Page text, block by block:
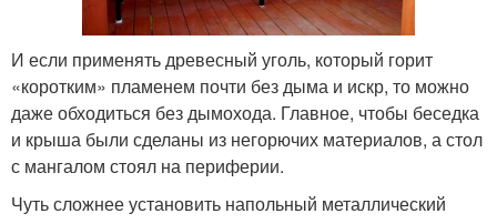
И если применять древесный уголь, который горит
«коротким» пламенем почти без дыма и искр, то можно
даже обходиться без дымохода. Главное, чтобы беседка
и крыша были сделаны из негорючих материалов, а стол
с мангалом стоял на периферии.
Чуть сложнее установить напольный металлический